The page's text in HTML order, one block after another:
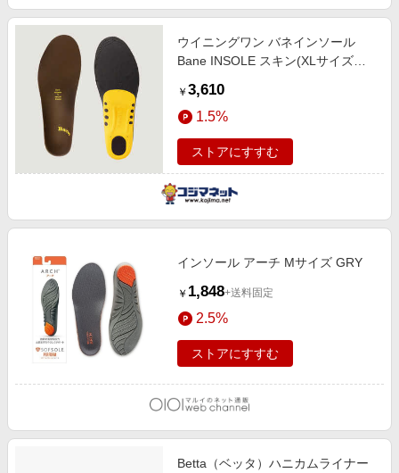
ウイニングワン バネインソール
Bane INSOLE スキン(XLサイズ：
￥ 3,610
1.5%
ストアにすすむ
インソール アーチ Mサイズ GRY
￥ 1,848+送料固定
2.5%
ストアにすすむ
Betta（ベッタ）ハニカムライナー